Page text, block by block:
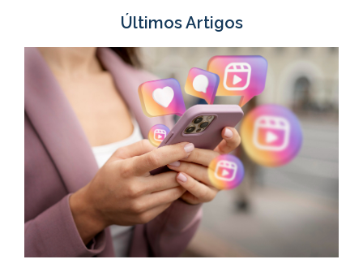
Últimos Artigos